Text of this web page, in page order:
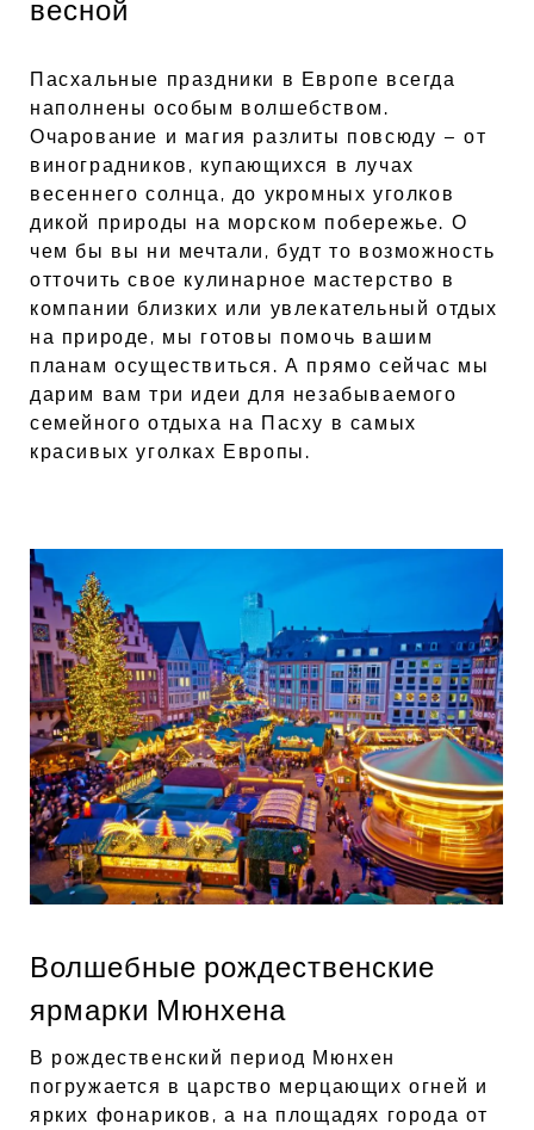
весной
Пасхальные праздники в Европе всегда
наполнены особым волшебством.
Очарование и магия разлиты повсюду – от
виноградников, купающихся в лучах
весеннего солнца, до укромных уголков
дикой природы на морском побережье. О
чем бы вы ни мечтали, будт то возможность
отточить свое кулинарное мастерство в
компании близких или увлекательный отдых
на природе, мы готовы помочь вашим
планам осуществиться. А прямо сейчас мы
дарим вам три идеи для незабываемого
семейного отдыха на Пасху в самых
красивых уголках Европы.
Волшебные рождественские
ярмарки Мюнхена
В рождественский период Мюнхен
погружается в царство мерцающих огней и
ярких фонариков, а на площадях города от